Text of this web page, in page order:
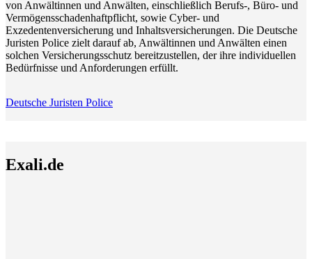
von Anwältinnen und Anwälten, einschließlich Berufs-, Büro- und
Vermögensschadenhaftpflicht, sowie Cyber- und
Exzedentenversicherung und Inhaltsversicherungen. Die Deutsche
Juristen Police zielt darauf ab, Anwältinnen und Anwälten einen
solchen Versicherungsschutz bereitzustellen, der ihre individuellen
Bedürfnisse und Anforderungen erfüllt.
Deutsche Juristen Police
Exali.de